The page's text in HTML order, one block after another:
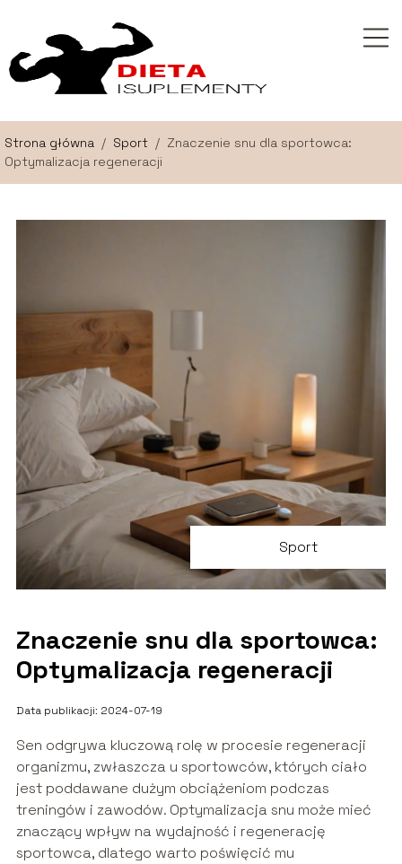
Strona główna / Sport / Znaczenie snu dla sportowca:
Optymalizacja regeneracji
Sport
Znaczenie snu dla sportowca:
Optymalizacja regeneracji
Data publikacji: 2024-07-19
Sen odgrywa kluczową rolę w procesie regeneracji
organizmu, zwłaszcza u sportowców, których ciało
jest poddawane dużym obciążeniom podczas
treningów i zawodów. Optymalizacja snu może mieć
znaczący wpływ na wydajność i regenerację
sportowca, dlatego warto poświęcić mu